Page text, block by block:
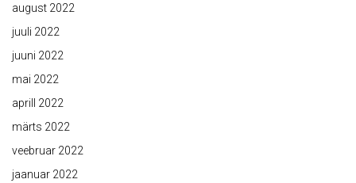
august 2022
juuli 2022
juuni 2022
mai 2022
aprill 2022
märts 2022
veebruar 2022
jaanuar 2022